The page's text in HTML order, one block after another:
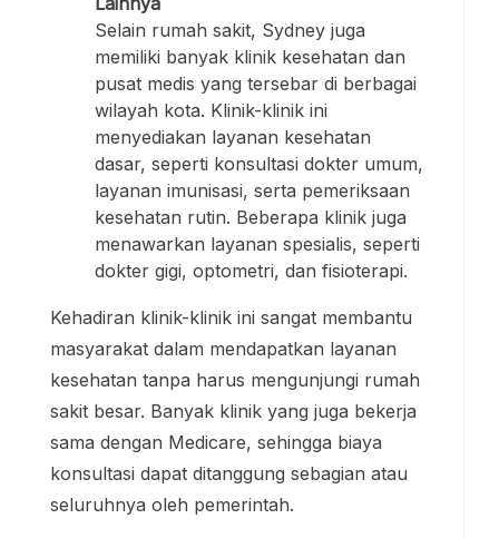
Selain rumah sakit, Sydney juga
memiliki banyak klinik kesehatan dan
pusat medis yang tersebar di berbagai
wilayah kota. Klinik-klinik ini
menyediakan layanan kesehatan
dasar, seperti konsultasi dokter umum,
layanan imunisasi, serta pemeriksaan
kesehatan rutin. Beberapa klinik juga
menawarkan layanan spesialis, seperti
dokter gigi, optometri, dan fisioterapi.
Kehadiran klinik-klinik ini sangat membantu
masyarakat dalam mendapatkan layanan
kesehatan tanpa harus mengunjungi rumah
sakit besar. Banyak klinik yang juga bekerja
sama dengan Medicare, sehingga biaya
konsultasi dapat ditanggung sebagian atau
seluruhnya oleh pemerintah.